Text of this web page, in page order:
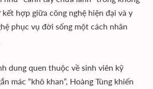
hợp giữa công nghệ hiện đại và y
phục vụ đời sống một cách nhân
dung quen thuộc về sinh viên kỹ
mác “khô khan”, Hoàng Tùng khiến